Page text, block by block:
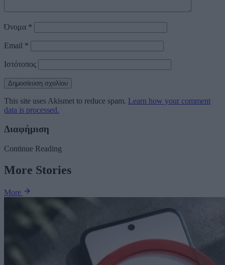
Όνομα *
Email *
Ιστότοπος
This site uses Akismet to reduce spam. Learn how your comment
data is processed.
Διαφήμιση
Continue Reading
More Stories
More